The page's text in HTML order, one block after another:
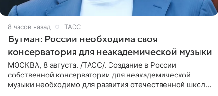
8 часов назад ТАСС
Бутман: России необходима своя
консерватория для неакадемической музыки
МОСКВА, 8 августа. /ТАСС/. Создание в России
собственной консерватории для неакадемической
музыки необходимо для развития отечественной школы